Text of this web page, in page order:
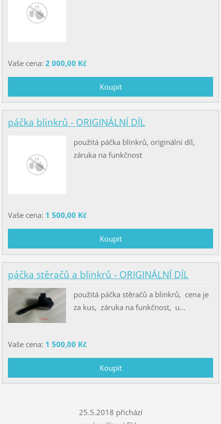
Vaše cena: 2 000,00 Kč
páčka blinkrů - ORIGINÁLNÍ DÍL
použitá páčka blinkrů, originální díl,
záruka na funkčnost
Vaše cena: 1 500,00 Kč
páčka stěračů a blinkrů - ORIGINÁLNÍ DÍL
použitá páčka stěračů a blinkrů, cena je
za kus, záruka na funkčnost, u...
Vaše cena: 1 500,00 Kč
25.5.2018 přichází